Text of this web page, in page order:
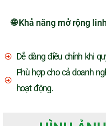
🌐 Khả năng mở rộng
Dễ dàng điều chỉnh khi
Phù hợp cho cả doanh
hoạt động.